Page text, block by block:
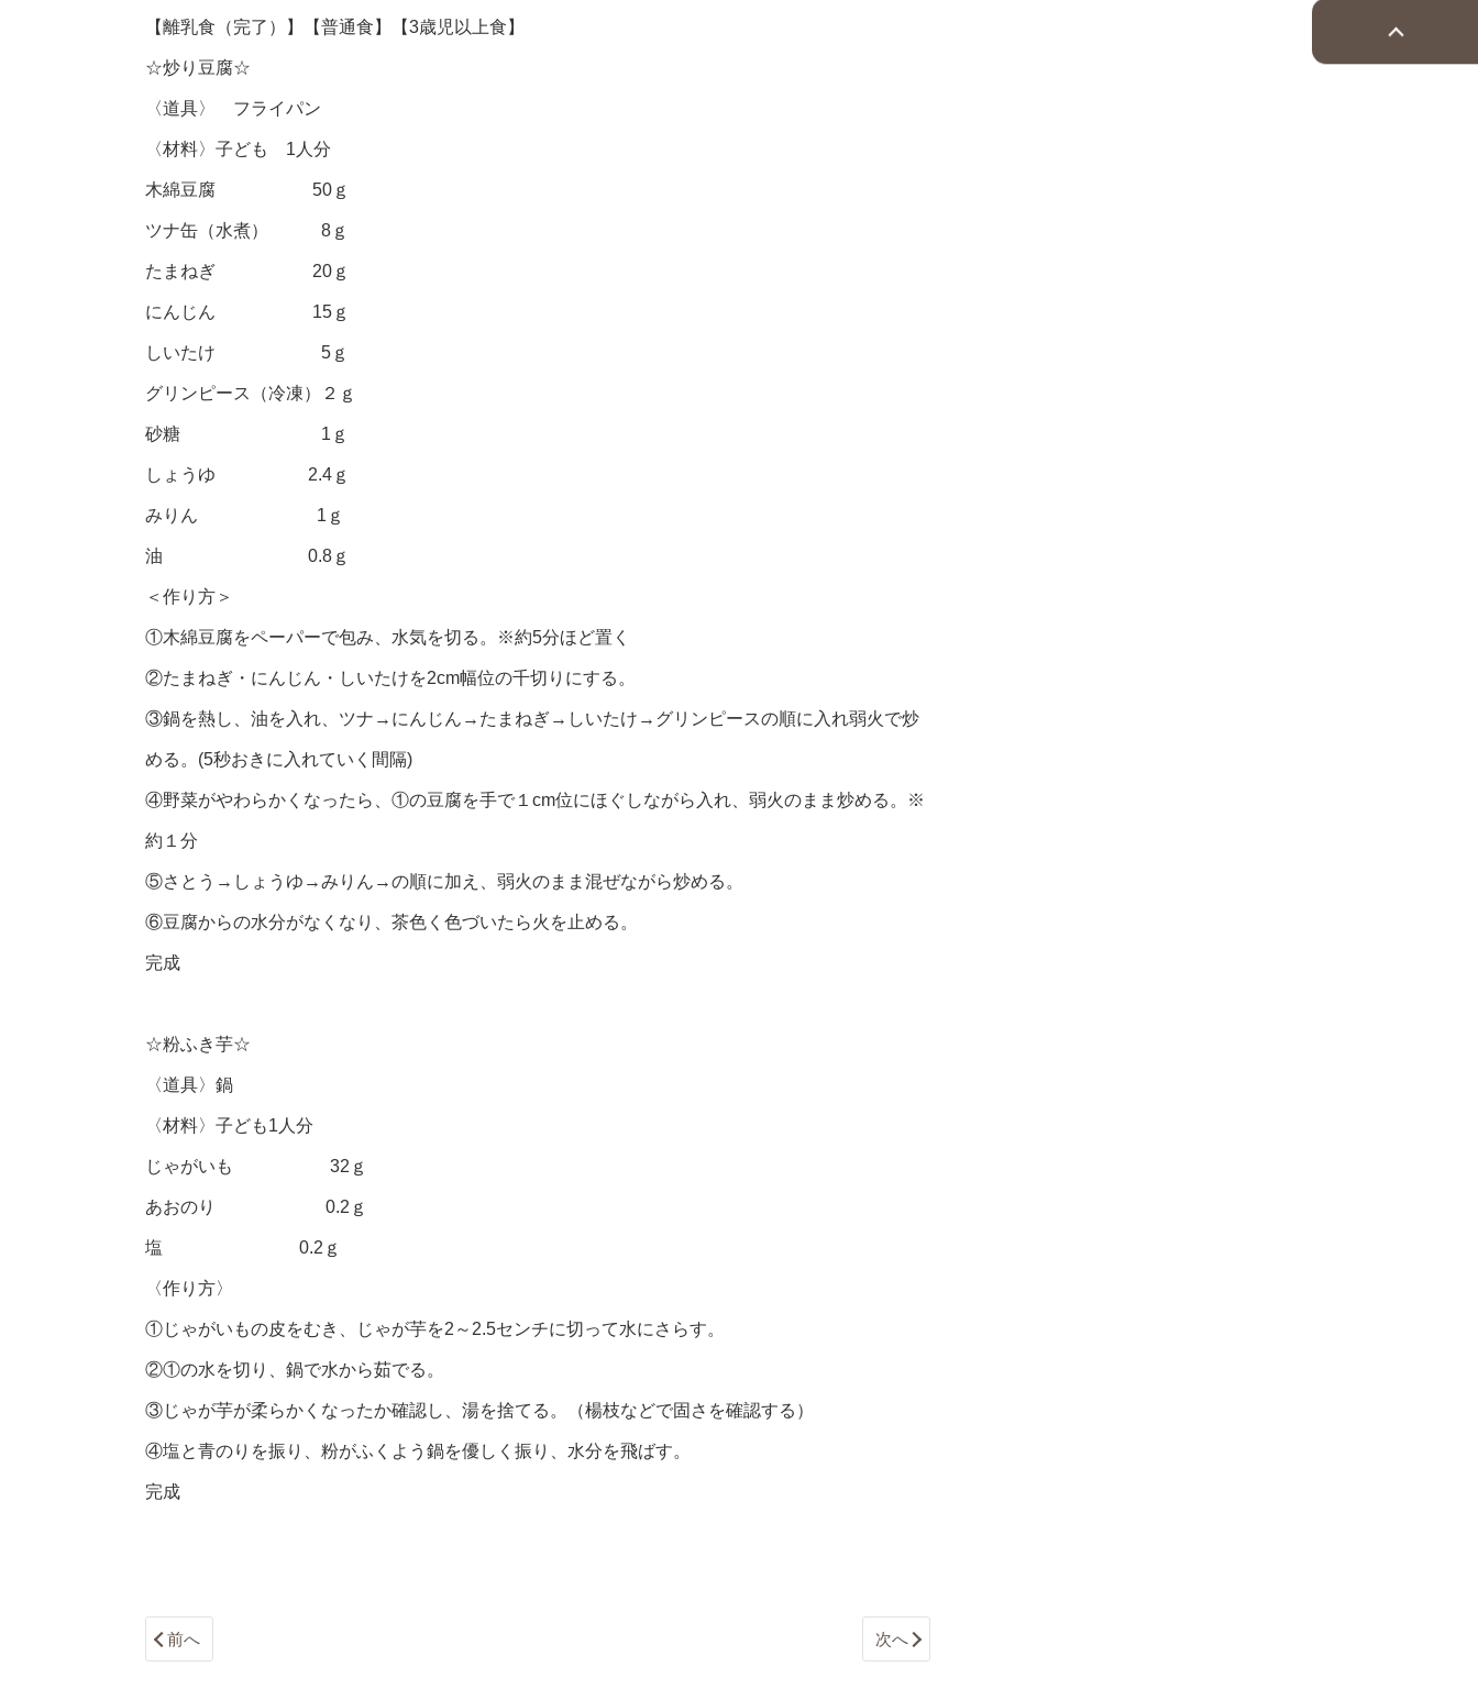
【離乳食（完了）】【普通食】【3歳児以上食】
☆炒り豆腐☆
〈道具〉 フライパン
〈材料〉子ども 1人分
木綿豆腐 50ｇ
ツナ缶（水煮） 8ｇ
たまねぎ 20ｇ
にんじん 15ｇ
しいたけ 5ｇ
グリンピース（冷凍）２ｇ
砂糖 1ｇ
しょうゆ 2.4ｇ
みりん 1ｇ
油 0.8ｇ
＜作り方＞
①木綿豆腐をペーパーで包み、水気を切る。※約5分ほど置く
②たまねぎ・にんじん・しいたけを2cm幅位の千切りにする。
③鍋を熱し、油を入れ、ツナ→にんじん→たまねぎ→しいたけ→グリンピースの順に入れ弱火で炒
める。(5秒おきに入れていく間隔)
④野菜がやわらかくなったら、①の豆腐を手で１cm位にほぐしながら入れ、弱火のまま炒める。※
約１分
⑤さとう→しょうゆ→みりん→の順に加え、弱火のまま混ぜながら炒める。
⑥豆腐からの水分がなくなり、茶色く色づいたら火を止める。
完成
☆粉ふき芋☆
〈道具〉鍋
〈材料〉子ども1人分
じゃがいも 32ｇ
あおのり 0.2ｇ
塩 0.2ｇ
〈作り方〉
①じゃがいもの皮をむき、じゃが芋を2～2.5センチに切って水にさらす。
②①の水を切り、鍋で水から茹でる。
③じゃが芋が柔らかくなったか確認し、湯を捨てる。（楊枝などで固さを確認する）
④塩と青のりを振り、粉がふくよう鍋を優しく振り、水分を飛ばす。
完成
前へ 次へ